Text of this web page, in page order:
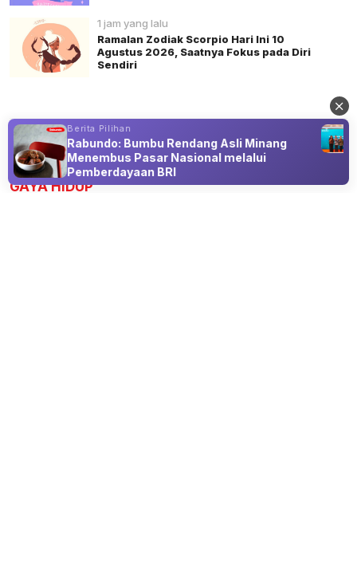
1 jam yang lalu
Ramalan Zodiak Scorpio Hari Ini 10
Agustus 2026, Saatnya Fokus pada Diri
Sendiri
Advertisement
GAYA HIDUP
Berita Pilihan
Rabundo: Bumbu Rendang Asli Minang
Menembus Pasar Nasional melalui
Pemberdayaan BRI